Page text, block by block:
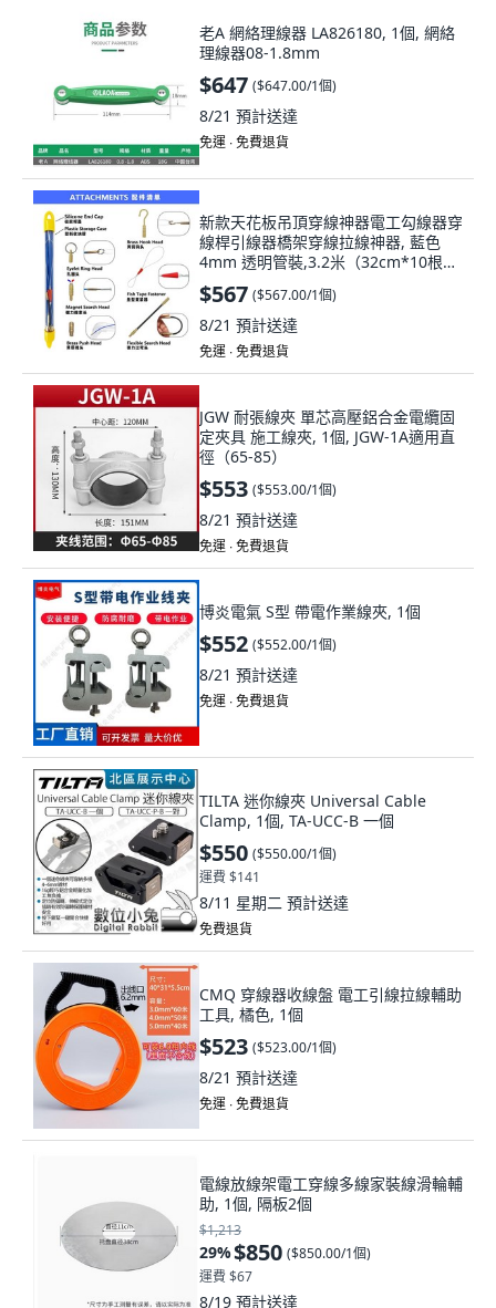
老A 網絡理線器 LA826180, 1個, 網絡
理線器08-1.8mm
$647 ($647.00/1個)
8/21 預計送達
免運 ∙ 免費退貨
新款天花板吊頂穿線神器電工勾線器穿
線桿引線器橋架穿線拉線神器, 藍色
4mm 透明管裝,3.2米（32cm*10根）,
1個
$567 ($567.00/1個)
8/21 預計送達
免運 ∙ 免費退貨
JGW 耐張線夾 單芯高壓鋁合金電纜固
定夾具 施工線夾, 1個, JGW-1A適用直
徑（65-85）
$553 ($553.00/1個)
8/21 預計送達
免運 ∙ 免費退貨
博炎電氣 S型 帶電作業線夾, 1個
$552 ($552.00/1個)
8/21 預計送達
免運 ∙ 免費退貨
TILTA 迷你線夾 Universal Cable
Clamp, 1個, TA-UCC-B 一個
$550 ($550.00/1個)
運費 $141
8/11 星期二 預計送達
免費退貨
CMQ 穿線器收線盤 電工引線拉線輔助
工具, 橘色, 1個
$523 ($523.00/1個)
8/21 預計送達
免運 ∙ 免費退貨
電線放線架電工穿線多線家裝線滑輪輔
助, 1個, 隔板2個
$1,213
29%$850 ($850.00/1個)
運費 $67
8/19 預計送達